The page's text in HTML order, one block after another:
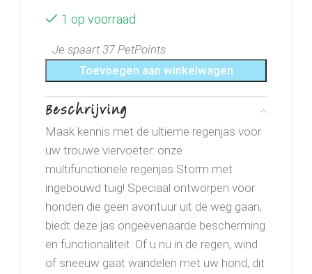
1 op voorraad
Je spaart 37 PetPoints
Toevoegen aan winkelwagen
Beschrijving
Maak kennis met de ultieme regenjas voor
uw trouwe viervoeter: onze
multifunctionele regenjas Storm met
ingebouwd tuig! Speciaal ontworpen voor
honden die geen avontuur uit de weg gaan,
biedt deze jas ongeëvenaarde bescherming
en functionaliteit. Of u nu in de regen, wind
of sneeuw gaat wandelen met uw hond, dit